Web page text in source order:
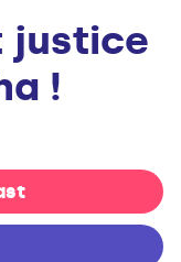
justice
!